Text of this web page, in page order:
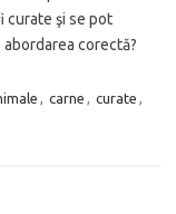
curate şi se pot
corectă?
carne curate